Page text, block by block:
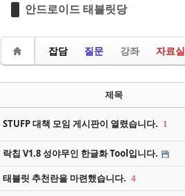
안드로이드 태블릿당
잡담 질문 강좌 자료실
제목
STUFP 대책 모임 게시판이 열렸습니다. 1
락칩 V1.8 성야무인 한글화 Tool입니다.
태블릿 추천란을 마련했습니다. 4